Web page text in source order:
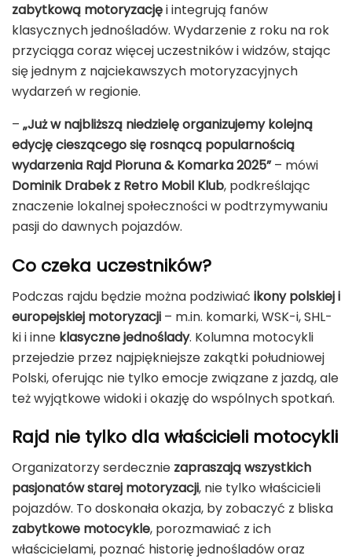
zabytkową motoryzacjęi integrują fanów
klasycznych jednośladów. Wydarzenie z roku na rok
przyciąga coraz więcej uczestników i widzów, stając
się jednym z najciekawszych motoryzacyjnych
wydarzeń w regionie.
– „Już w najbliższą niedzielę organizujemy kolejną
edycję cieszącego się rosnącą popularnością
wydarzenia Rajd Pioruna & Komarka 2025”– mówi
Dominik Drabek z Retro Mobil Klub, podkreślając
znaczenie lokalnej społeczności w podtrzymywaniu
pasji do dawnych pojazdów.
Co czeka uczestników?
Podczas rajdu będzie można podziwiać ikony polskiej i
europejskiej motoryzacji – m.in. komarki, WSK-i, SHL-
ki i inne klasyczne jednoślady. Kolumna motocykli
przejedzie przez najpiękniejsze zakątki południowej
Polski, oferując nie tylko emocje związane z jazdą, ale
też wyjątkowe widoki i okazję do wspólnych spotkań.
Rajd nie tylko dla właścicieli motocykli
Organizatorzy serdecznie zapraszają wszystkich
pasjonatów starej motoryzacji, nie tylko właścicieli
pojazdów. To doskonała okazja, by zobaczyć z bliska
zabytkowe motocykle, porozmawiać z ich
właścicielami, poznać historię jednośladów oraz